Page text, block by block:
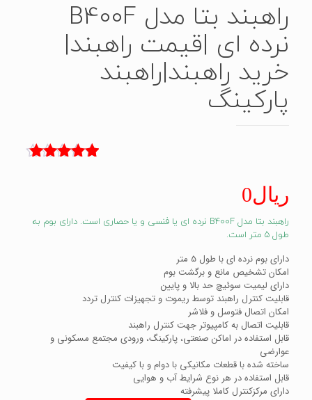
راهبند بتا مدل B400F
نرده ای |قیمت راهبند|
خرید راهبند|راهبند
پارکینگ
ریال0
راهبند بتا مدل B400F نرده ای یا فنسی و یا حصاری است. دارای بوم به
طول 5 متر است.
دارای بوم نرده ای با طول 5 متر
امکان تشخیص مانع و برگشت بوم
دارای لیمیت سوئیچ حد بالا و پایین
قابلیت کنترل راهبند توسط ریموت و تجهیزات کنترل تردد
امکان اتصال فتوسل و فلاشر
قابلیت اتصال به کامپیوتر جهت کنترل راهبند
قابل استفاده در اماکن صنعتی، پارکینگ، ورودی مجتمع مسکونی و
عوارضی
ساخته شده با قطعات مکانیکی با دوام و با کیفیت
قابل استفاده در هر نوع شرایط آب و هوایی
دارای مرکزکنترل کاملا پیشرفته